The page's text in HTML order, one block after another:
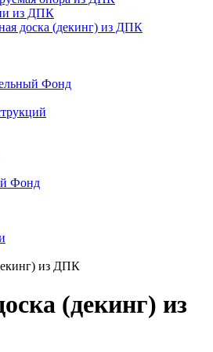
из ДПК
доска (декинг) из ДПК
Фонд
Фонд
из ДПК
(декинг) из